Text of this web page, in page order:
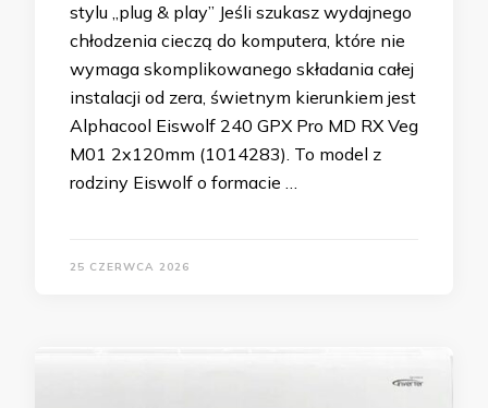
stylu „plug & play” Jeśli szukasz wydajnego
chłodzenia cieczą do komputera, które nie
wymaga skomplikowanego składania całej
instalacji od zera, świetnym kierunkiem jest
Alphacool Eiswolf 240 GPX Pro MD RX Veg
M01 2x120mm (1014283). To model z
rodziny Eiswolf o formacie …
25 CZERWCA 2026